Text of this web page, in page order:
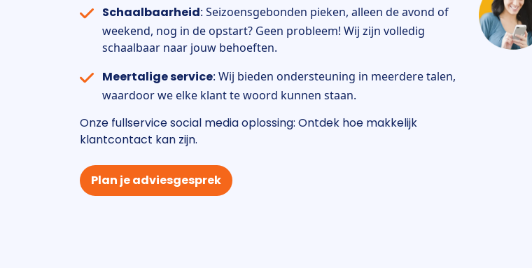
Schaalbaarheid: Seizoensgebonden pieken, alleen de avond of
weekend, nog in de opstart? Geen probleem! Wij zijn volledig
schaalbaar naar jouw behoeften.
Meertalige service: Wij bieden ondersteuning in meerdere talen,
waardoor we elke klant te woord kunnen staan.
Onze fullservice social media oplossing: Ontdek hoe makkelijk
klantcontact kan zijn.
Plan je adviesgesprek